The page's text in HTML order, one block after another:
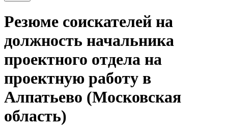
Резюме соискателей на
должность начальника
проектного отдела на
проектную работу в
Алпатьево (Московская
область)